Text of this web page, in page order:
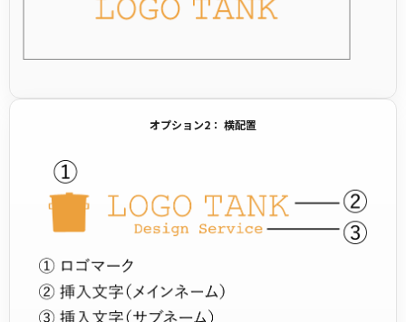
オプション2： 横配置